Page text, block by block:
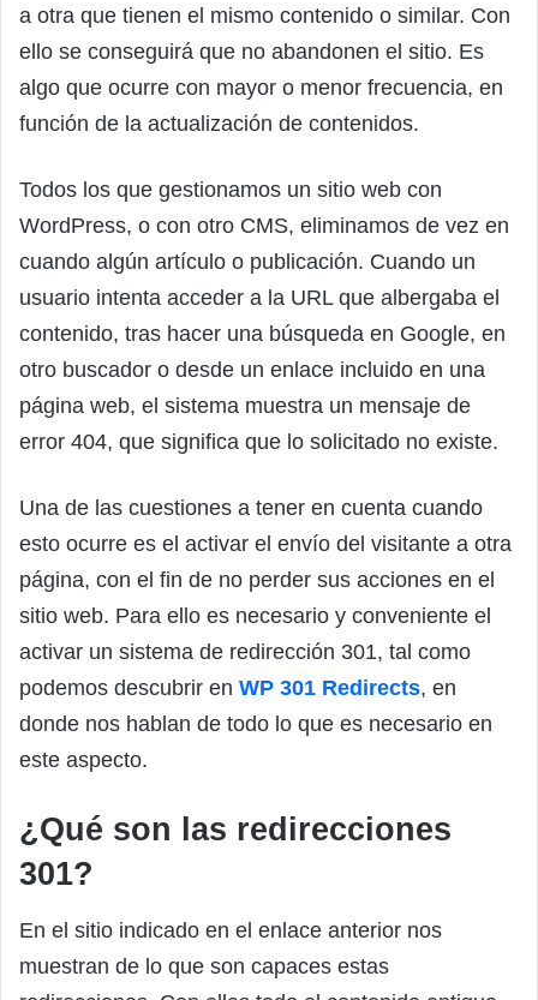
a otra que tienen el mismo contenido o similar. Con
ello se conseguirá que no abandonen el sitio. Es
algo que ocurre con mayor o menor frecuencia, en
función de la actualización de contenidos.
Todos los que gestionamos un sitio web con
WordPress, o con otro CMS, eliminamos de vez en
cuando algún artículo o publicación. Cuando un
usuario intenta acceder a la URL que albergaba el
contenido, tras hacer una búsqueda en Google, en
otro buscador o desde un enlace incluido en una
página web, el sistema muestra un mensaje de
error 404, que significa que lo solicitado no existe.
Una de las cuestiones a tener en cuenta cuando
esto ocurre es el activar el envío del visitante a otra
página, con el fin de no perder sus acciones en el
sitio web. Para ello es necesario y conveniente el
activar un sistema de redirección 301, tal como
podemos descubrir en WP 301 Redirects, en
donde nos hablan de todo lo que es necesario en
este aspecto.
¿Qué son las redirecciones
301?
En el sitio indicado en el enlace anterior nos
muestran de lo que son capaces estas